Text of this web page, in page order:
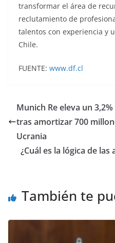
transformar el área de
reclutamiento de
talentos con experiencia y
Chile.
FUENTE: www.df.cl
Munich Re eleva un
tras amortizar 700
Ucrania
¿Cuál es la lógica de
También te